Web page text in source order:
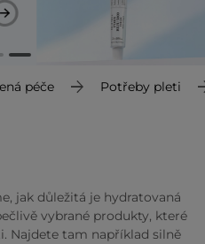
balení
péče Potřeby pleti
jak důležitá je hydratovaná
vybrané produkty, které
Najdete tam například silně